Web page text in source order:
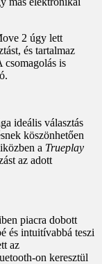
2 úgy lett
és tartalmaz
csomagolás is
ideális választás
köszönhetően
a Trueplay
az adott
piacra dobott
és intuitívabbá teszi
az
on keresztül